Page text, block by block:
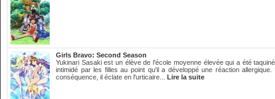
Girls Bravo: Second Season
Yukinari Sasaki est un élève de l'école moyenne élevée qui a été
intimidé par les filles au point qu'il a développé une réaction allergique.
conséquence, il éclate en l'urticaire... Lire la suite